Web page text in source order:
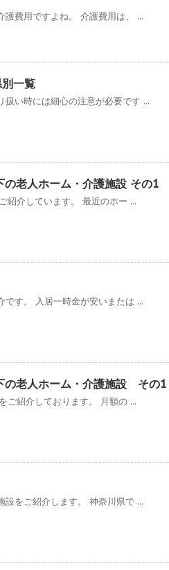
費用ですよね。 介護費用は、 ...
一覧
い時には細心の注意が必要です ...
老人ホーム・介護施設 その1
紹介しています。 最近のホー ...
す。 入居一時金が安いまたは ...
の老人ホーム・介護施設 その1
ご紹介しております。 月額の ...
をご紹介します。 神奈川県で ...